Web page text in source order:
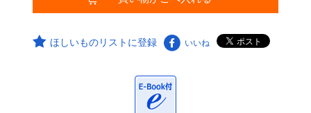
ほしいものリストに登録 いいね